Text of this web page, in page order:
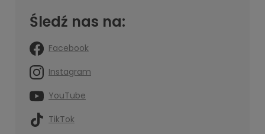
Śledź nas na:
Facebook
Instagram
YouTube
TikTok